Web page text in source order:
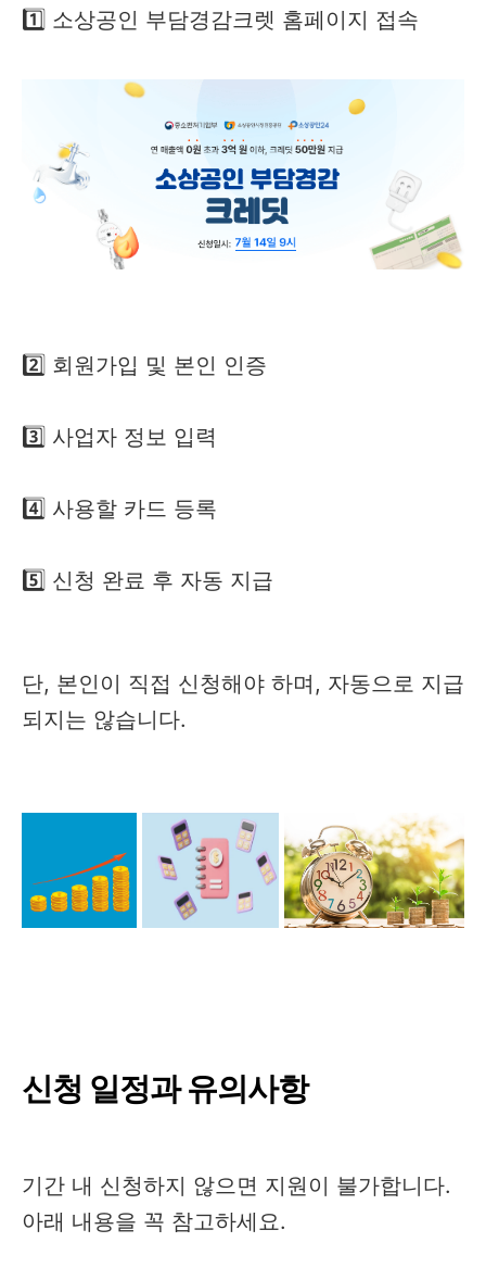
1️⃣ 소상공인 부담경감크렛 홈페이지 접속
2️⃣ 회원가입 및 본인 인증
3️⃣ 사업자 정보 입력
4️⃣ 사용할 카드 등록
5️⃣ 신청 완료 후 자동 지급
단, 본인이 직접 신청해야 하며, 자동으로 지급
되지는 않습니다.
신청 일정과 유의사항
기간 내 신청하지 않으면 지원이 불가합니다.
아래 내용을 꼭 참고하세요.